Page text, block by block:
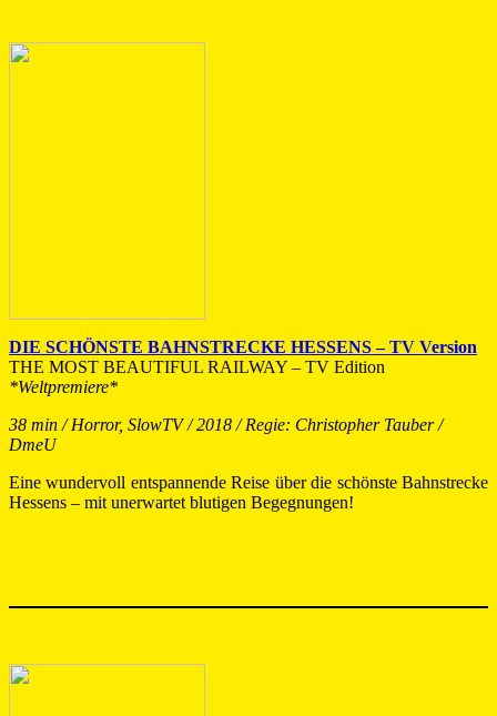
DIE SCHÖNSTE BAHNSTRECKE HESSENS – TV Version
THE MOST BEAUTIFUL RAILWAY – TV Edition
*Weltpremiere*
38 min / Horror, SlowTV / 2018 / Regie: Christopher Tauber /
DmeU
Eine wundervoll entspannende Reise über die schönste Bahnstrecke
Hessens – mit unerwartet blutigen Begegnungen!